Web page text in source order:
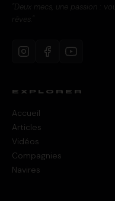
"Deux mecs, une passion :
rêves."
EXPLORER
Accueil
Articles
Vidéos
Compagnies
Navires